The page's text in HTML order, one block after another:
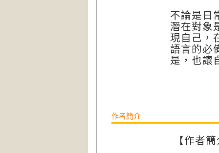
不論是日
潛在對象
現自己，
語言的必
是，也讓
作者簡介
【作者